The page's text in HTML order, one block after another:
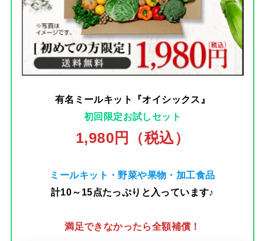
有名ミールキット『オイシックス』
初回限定お試しセット
1,980円（税込）
ミールキット・野菜や果物・加工食品
計10～15点たっぷりと入っています♪
満足できなかったら全額補償！